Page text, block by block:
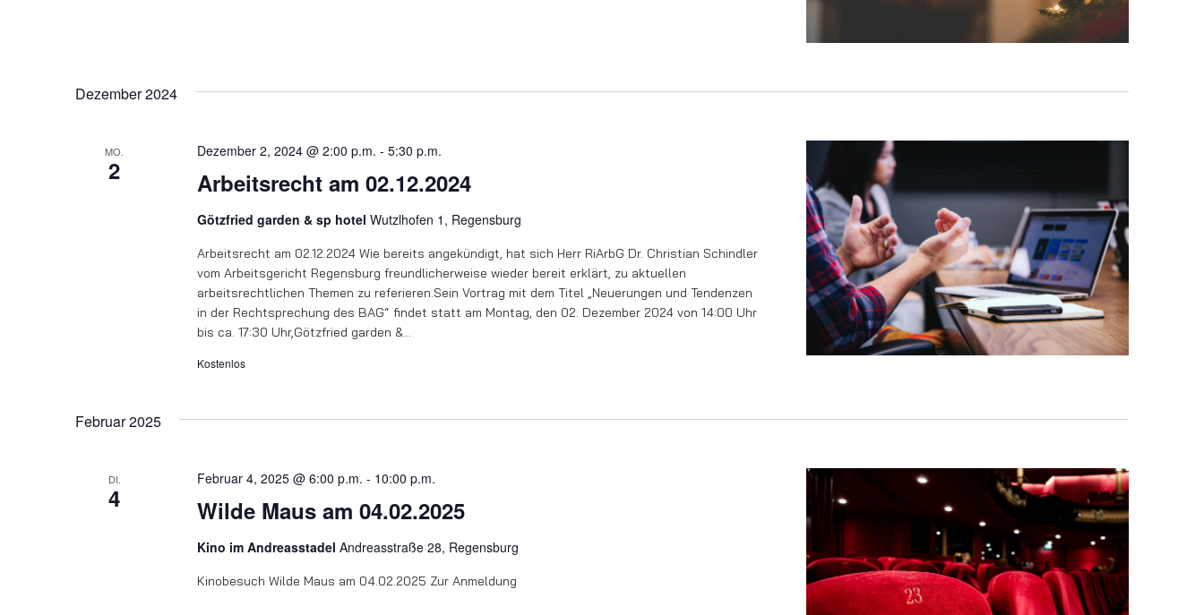
Dezember 2024
MO.
2 Arbeitsrecht am 02.12.2024
Dezember 2, 2024 @ 2:00 p.m. - 5:30 p.m.
Götzfried garden & sp hotel Wutzlhofen 1, Regensburg
Arbeitsrecht am 02.12.2024 Wie bereits angekündigt, hat sich Herr RiArbG Dr. Christian Schindler
vom Arbeitsgericht Regensburg freundlicherweise wieder bereit erklärt, zu aktuellen
arbeitsrechtlichen Themen zu referieren.Sein Vortrag mit dem Titel „Neuerungen und Tendenzen
in der Rechtsprechung des BAG“ findet statt am Montag, den 02. Dezember 2024 von 14:00 Uhr
bis ca. 17:30 Uhr,Götzfried garden &…
Kostenlos
Februar 2025
DI.
4 Wilde Maus am 04.02.2025
Februar 4, 2025 @ 6:00 p.m. - 10:00 p.m.
Kino im Andreasstadel Andreasstraße 28, Regensburg
Kinobesuch Wilde Maus am 04.02.2025 Zur Anmeldung